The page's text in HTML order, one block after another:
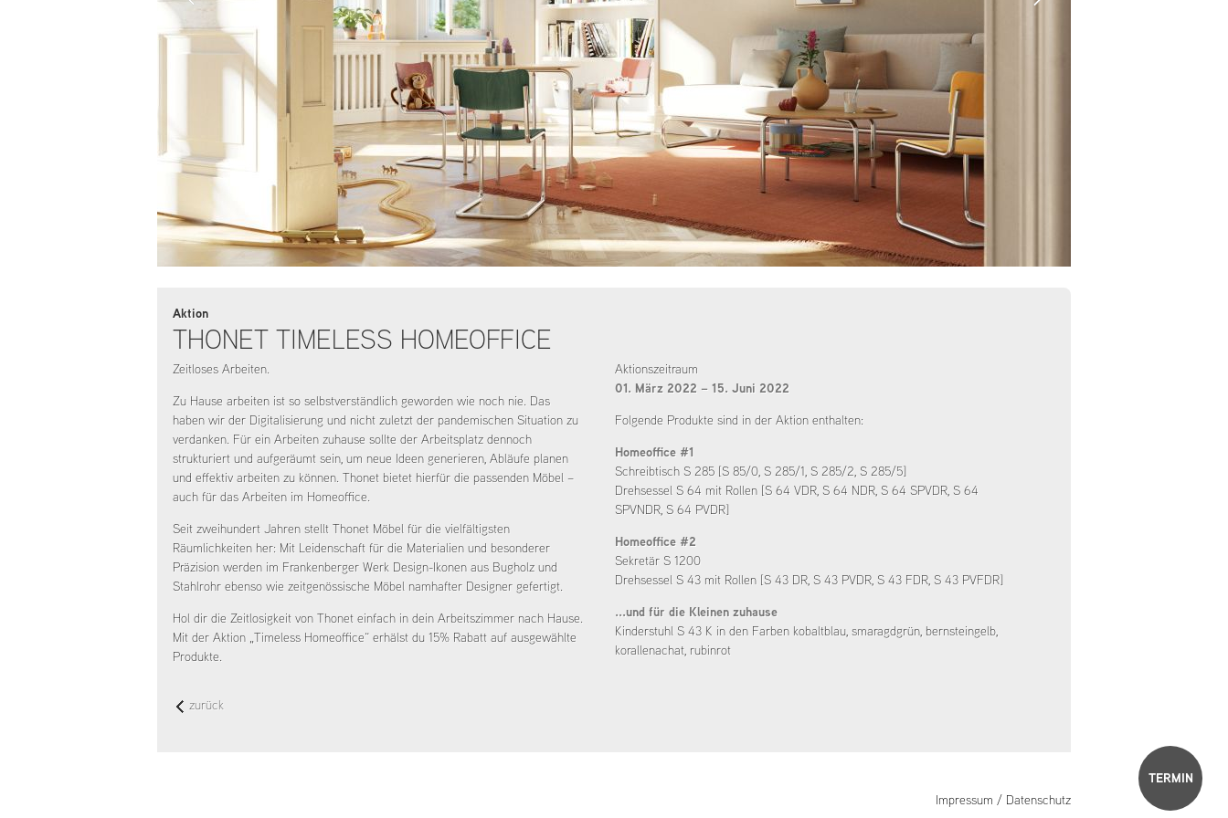
Aktion
THONET TIMELESS HOMEOFFICE
Zeitloses Arbeiten.
Zu Hause arbeiten ist so selbstverständlich geworden wie noch nie. Das
haben wir der Digitalisierung und nicht zuletzt der pandemischen Situation zu
verdanken. Für ein Arbeiten zuhause sollte der Arbeitsplatz dennoch
strukturiert und aufgeräumt sein, um neue Ideen generieren, Abläufe planen
und effektiv arbeiten zu können. Thonet bietet hierfür die passenden Möbel –
auch für das Arbeiten im Homeoffice.
Seit zweihundert Jahren stellt Thonet Möbel für die vielfältigsten
Räumlichkeiten her: Mit Leidenschaft für die Materialien und besonderer
Präzision werden im Frankenberger Werk Design-Ikonen aus Bugholz und
Stahlrohr ebenso wie zeitgenössische Möbel namhafter Designer gefertigt.
Hol dir die Zeitlosigkeit von Thonet einfach in dein Arbeitszimmer nach Hause.
Mit der Aktion „Timeless Homeoffice“ erhälst du 15% Rabatt auf ausgewählte
Produkte.
Aktionszeitraum
01. März 2022 – 15. Juni 2022
Folgende Produkte sind in der Aktion enthalten:
Homeoffice #1
Schreibtisch S 285 [S 85/0, S 285/1, S 285/2, S 285/5]
Drehsessel S 64 mit Rollen [S 64 VDR, S 64 NDR, S 64 SPVDR, S 64
SPVNDR, S 64 PVDR]
Homeoffice #2
Sekretär S 1200
Drehsessel S 43 mit Rollen [S 43 DR, S 43 PVDR, S 43 FDR, S 43 PVFDR]
...und für die Kleinen zuhause
Kinderstuhl S 43 K in den Farben kobaltblau, smaragdgrün, bernsteingelb,
korallenachat, rubinrot
zurück
Navigation
überspringen
Impressum / Datenschutz